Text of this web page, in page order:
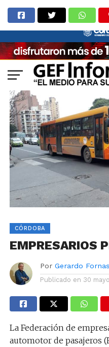
CÓRDOBA
EMPRESARIOS
Por Gerardo
Publicado en 30
La Federación de
automotor de pasajeros